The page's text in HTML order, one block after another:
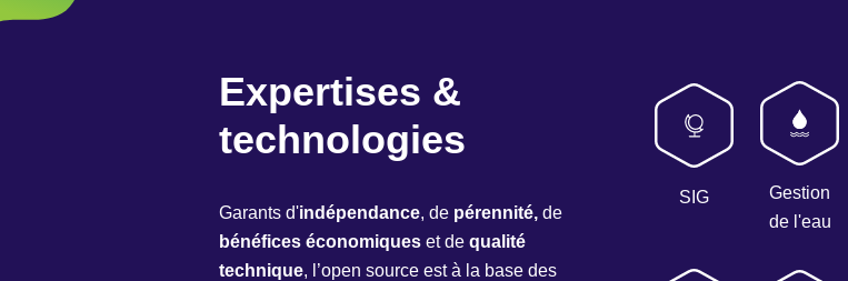
Expertises &
technologies
Garants d'indépendance, de pérennité, de
bénéfices économiques et de qualité
technique, l’open source est à la base des
SIG
Gestion
de l'eau